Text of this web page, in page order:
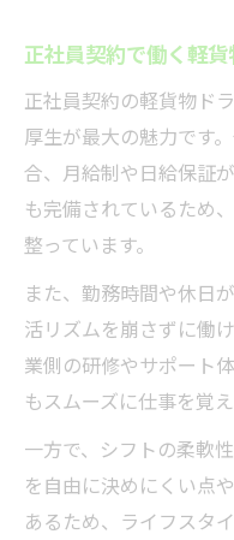
正社員契約で働く軽
正社員契約の軽貨物ド
厚生が最大の魅力です
合、月給制や日給保証
も完備されているため
整っています。
また、勤務時間や休日
活リズムを崩さずに働
業側の研修やサポート
もスムーズに仕事を覚
一方で、シフトの柔軟
を自由に決めにくい点
あるため、ライフスタ